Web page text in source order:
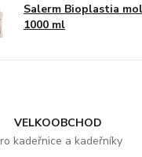
Salerm Bioplastia
1000 ml
VELKOOBCHOD
kadeřnice a kadeřníky